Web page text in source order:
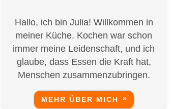
Hallo, ich bin Julia! Willkommen in
meiner Küche. Kochen war schon
immer meine Leidenschaft, und ich
glaube, dass Essen die Kraft hat,
Menschen zusammenzubringen.
MEHR ÜBER MICH